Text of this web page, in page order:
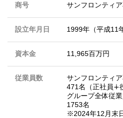
商号 サンフロンティ
設立年月日 1999年（平成11
資本金 11,965百万円
従業員数
サンフロンティ
471名（正社員∔
グループ全体従
1753名
※2024年12月末